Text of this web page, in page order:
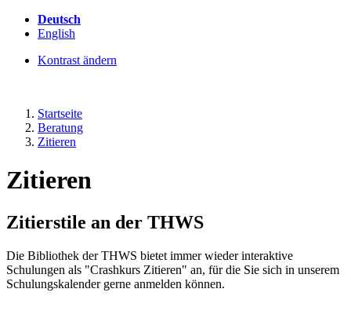
Deutsch
English
Kontrast ändern
Startseite
Beratung
Zitieren
Zitieren
Zitierstile an der THWS
Die Bibliothek der THWS bietet immer wieder interaktive
Schulungen als "Crashkurs Zitieren" an, für die Sie sich in unserem
Schulungskalender gerne anmelden können.